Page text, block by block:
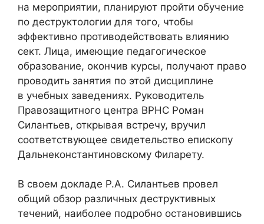
на мероприятии, планируют пройти обучение
по деструктологии для того, чтобы
эффективно противодействовать влиянию
сект. Лица, имеющие педагогическое
образование, окончив курсы, получают право
проводить занятия по этой дисциплине
в учебных заведениях. Руководитель
Правозащитного центра ВРНС Роман
Силантьев, открывая встречу, вручил
соответствующее свидетельство епископу
Дальнеконстантиновскому Филарету.
В своем докладе Р.А. Силантьев провел
общий обзор различных деструктивных
течений, наиболее подробно остановившись